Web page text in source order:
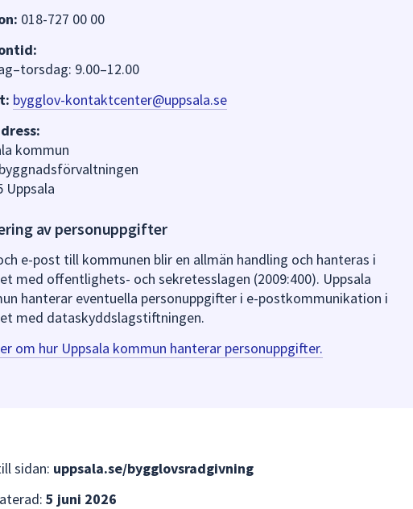
018-727 00 00
9.00–12.00
bygglov-kontaktcenter@uppsala.se
kommun
Uppsala
av personuppgifter
e-post till kommunen blir en allmän handling och hanteras i
med offentlighets- och sekretesslagen (2009:400). Uppsala
hanterar eventuella personuppgifter i e-postkommunikation i
med dataskyddslagstiftningen.
om hur Uppsala kommun hanterar personuppgifter.
sidan: uppsala.se/bygglovsradgivning
5 juni 2026